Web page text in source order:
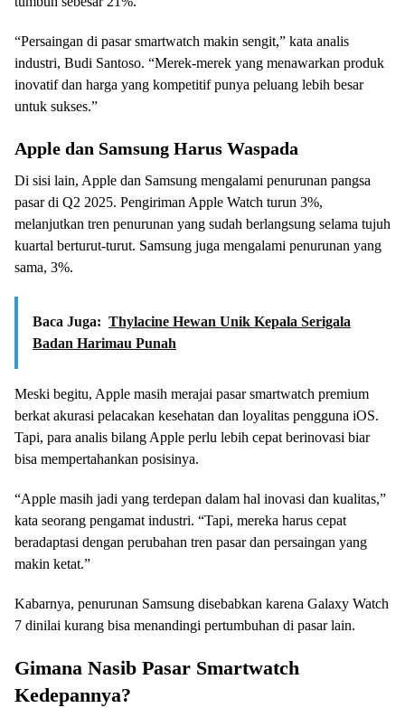
“Persaingan di pasar smartwatch makin sengit,” kata analis
industri, Budi Santoso. “Merek-merek yang menawarkan produk
inovatif dan harga yang kompetitif punya peluang lebih besar
untuk sukses.”
Apple dan Samsung Harus Waspada
Di sisi lain, Apple dan Samsung mengalami penurunan pangsa
pasar di Q2 2025. Pengiriman Apple Watch turun 3%,
melanjutkan tren penurunan yang sudah berlangsung selama tujuh
kuartal berturut-turut. Samsung juga mengalami penurunan yang
sama, 3%.
Baca Juga: Thylacine Hewan Unik Kepala Serigala
Badan Harimau Punah
Meski begitu, Apple masih merajai pasar smartwatch premium
berkat akurasi pelacakan kesehatan dan loyalitas pengguna iOS.
Tapi, para analis bilang Apple perlu lebih cepat berinovasi biar
bisa mempertahankan posisinya.
“Apple masih jadi yang terdepan dalam hal inovasi dan kualitas,”
kata seorang pengamat industri. “Tapi, mereka harus cepat
beradaptasi dengan perubahan tren pasar dan persaingan yang
makin ketat.”
Kabarnya, penurunan Samsung disebabkan karena Galaxy Watch
7 dinilai kurang bisa menandingi pertumbuhan di pasar lain.
Gimana Nasib Pasar Smartwatch
Kedepannya?